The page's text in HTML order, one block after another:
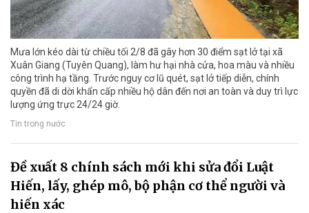
Mưa lớn kéo dài từ chiều tối 2/8 đã gây hơn 30 điểm sạt lở tại xã
Xuân Giang (Tuyên Quang), làm hư hại nhà cửa, hoa màu và nhiều
công trình hạ tầng. Trước nguy cơ lũ quét, sạt lở tiếp diễn, chính
quyền đã di dời khẩn cấp nhiều hộ dân đến nơi an toàn và duy trì lực
lượng ứng trực 24/24 giờ.
Tin trong nước
Đề xuất 8 chính sách mới khi sửa đổi Luật
Hiến, lấy, ghép mô, bộ phận cơ thể người và
hiến xác